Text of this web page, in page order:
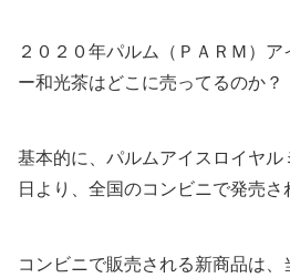
２０２０年パルム（ＰＡＲＭ）
ー和光茶はどこに売ってるのか？
基本的に、パルムアイスロイヤル
日より、全国のコンビニで発売さ
コンビニで販売される新商品は